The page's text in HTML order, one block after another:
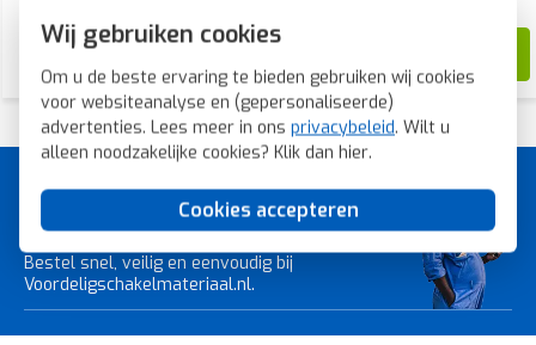
Wij gebruiken cookies
Om u de beste ervaring te bieden gebruiken wij cookies
voor websiteanalyse en (gepersonaliseerde)
advertenties. Lees meer in ons privacybeleid. Wilt u
alleen noodzakelijke cookies? Klik dan hier.
Cookies accepteren
107,57
65,99
A-merk schakelmateriaal voor
de laagste prijs.
Bestel snel, veilig en eenvoudig bij
Voordeligschakelmateriaal.nl.